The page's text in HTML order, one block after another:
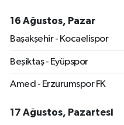
16 Ağustos, Pazar
Başakşehir - Kocaelispor
Beşiktaş - Eyüpspor
Amed - Erzurumspor FK
17 Ağustos, Pazartesi